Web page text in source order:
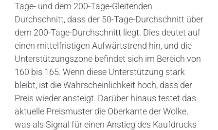
Tage- und dem 200-Tage-Gleitenden
Durchschnitt, dass der 50-Tage-Durchschnitt über
dem 200-Tage-Durchschnitt liegt. Dies deutet auf
einen mittelfristigen Aufwärtstrend hin, und die
Unterstützungszone befindet sich im Bereich von
160 bis 165. Wenn diese Unterstützung stark
bleibt, ist die Wahrscheinlichkeit hoch, dass der
Preis wieder ansteigt. Darüber hinaus testet das
aktuelle Preismuster die Oberkante der Wolke,
was als Signal für einen Anstieg des Kaufdrucks